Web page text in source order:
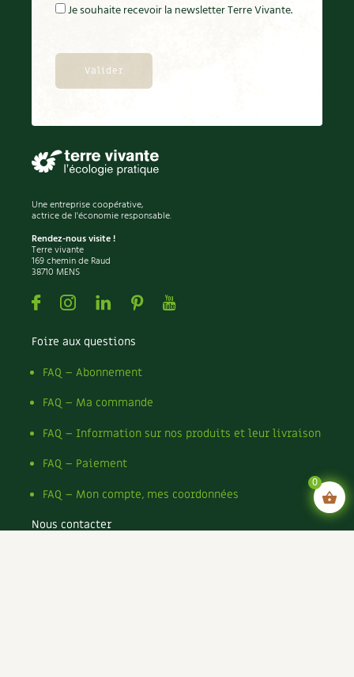
Je souhaite recevoir la newsletter Terre Vivante.
Une entreprise coopérative,
actrice de l'économie responsable.
Rendez-nous visite !
Terre vivante
169 chemin de Raud
38710 MENS
FacebookInstagramLinkedin
PinterestYoutube
Foire aux questions
FAQ – Abonnement
FAQ – Ma commande
FAQ – Information sur nos produits et leur livraison
FAQ – Paiement
FAQ – Mon compte, mes coordonnées
Nous contacter
0